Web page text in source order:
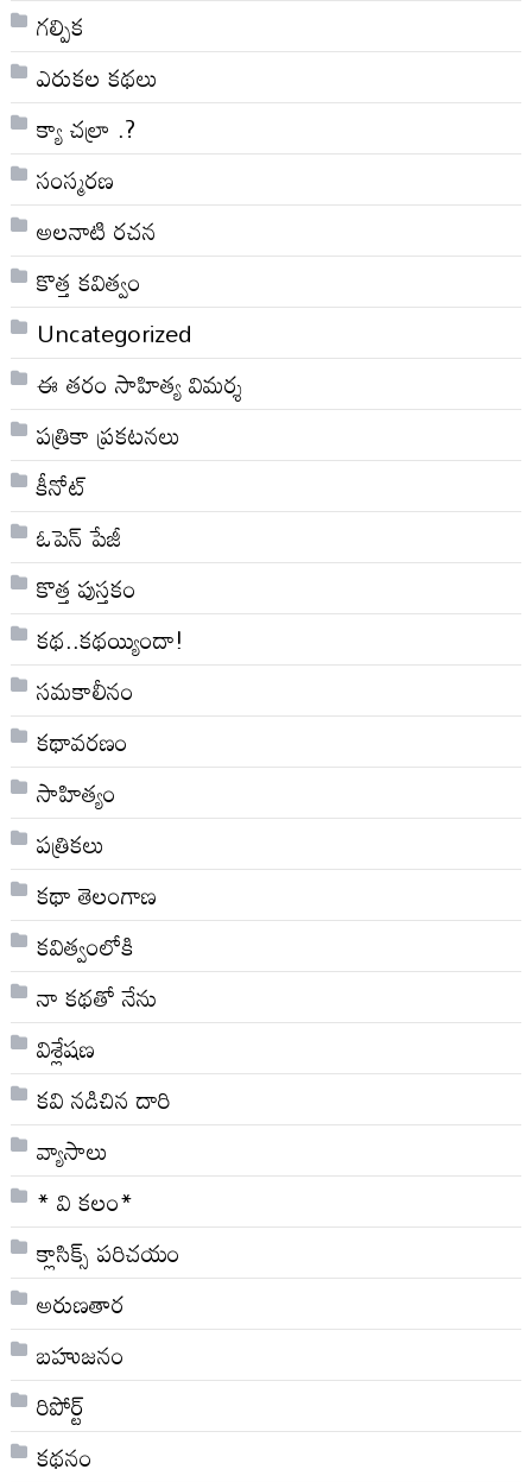
గల్పిక
ఎరుకల కథలు
క్యా చల్రా .?
సంస్మరణ
అలనాటి రచన
కొత్త కవిత్వం
Uncategorized
ఈ తరం సాహిత్య విమర్శ
పత్రికా ప్రకటనలు
కీనోట్
ఓపెన్ పేజీ
కొత్త పుస్తకం
కథ..కథయ్యిందా!
సమకాలీనం
కథావరణం
సాహిత్యం
పత్రికలు
కథా తెలంగాణ
కవిత్వంలోకి
నా క‌థ‌తో నేను
విశ్లేషణ
కవి నడిచిన దారి
వ్యాసాలు
* వి క‌లం*
క్లాసిక్స్ ప‌రిచ‌యం
అరుణతార
బహుజనం
రిపోర్ట్
కథనం